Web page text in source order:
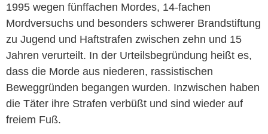
1995 wegen fünffachen Mordes, 14-fachen
Mordversuchs und besonders schwerer Brandstiftung
zu Jugend und Haftstrafen zwischen zehn und 15
Jahren verurteilt. In der Urteilsbegründung heißt es,
dass die Morde aus niederen, rassistischen
Beweggründen begangen wurden. Inzwischen haben
die Täter ihre Strafen verbüßt und sind wieder auf
freiem Fuß.